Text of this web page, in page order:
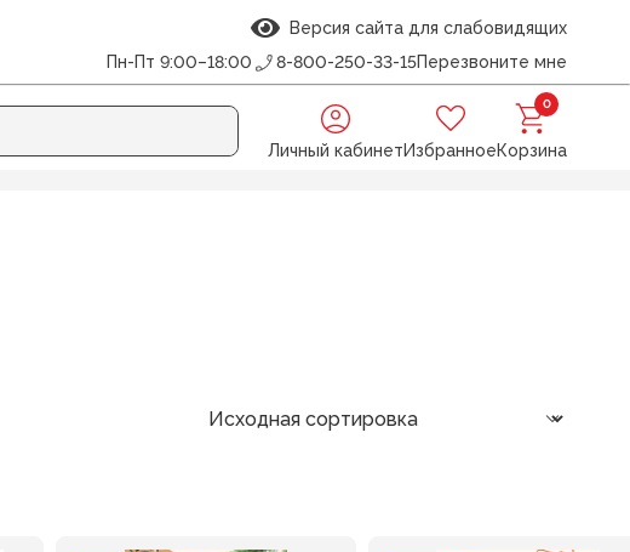
Версия сайта для слабовидящих
Пн-Пт 9:00–18:00 8-800-250-33-15Перезвоните мне
Личный кабинетИзбранное
0
Корзина